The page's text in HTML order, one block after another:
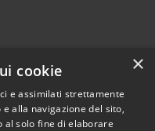
×
cookie
e assimilati strettamente
alla navigazione del sito,
al solo fine di elaborare